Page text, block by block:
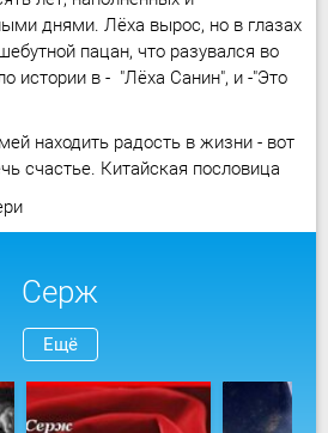
днями. Лёха вырос, но в глазах
пацан, что разувался во
истории в - "Лёха Санин", и -"Это
находить радость в жизни - вот
счастье. Китайская пословица
Серж
Ещё